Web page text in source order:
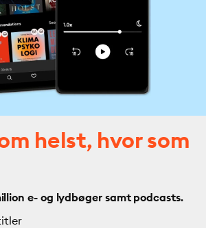
helst, hvor som
e- og lydbøger samt podcasts.